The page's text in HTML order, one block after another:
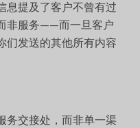
息提及了客户不曾有过
非服务——而一旦客户
们发送的其他所有内容
务交接处，而非单一渠